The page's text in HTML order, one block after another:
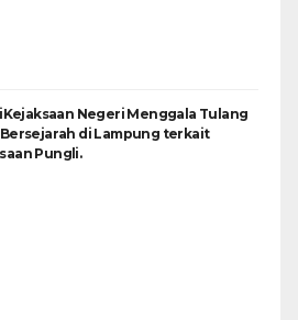
Negeri Menggala Tulang
di Lampung terkait
Pungli.